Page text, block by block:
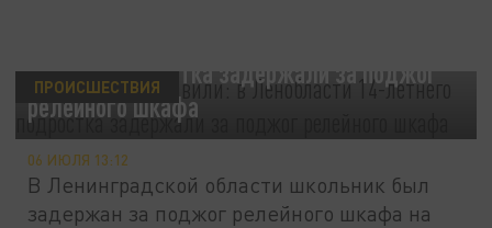
летнего подростка задержали за поджог
релейного шкафа
ПРОИСШЕСТВИЯ
06 ИЮЛЯ 13:12
В Ленинградской области школьник был
задержан за поджог релейного шкафа на